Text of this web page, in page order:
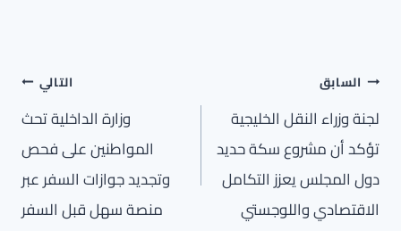
تصفّح
المقالات
السابق
لجنة وزراء النقل الخليجية
تؤكد أن مشروع سكة حديد
دول المجلس يعزز التكامل
الاقتصادي واللوجستي
التالي
وزارة الداخلية تحث
المواطنين على فحص
وتجديد جوازات السفر عبر
منصة سهل قبل السفر